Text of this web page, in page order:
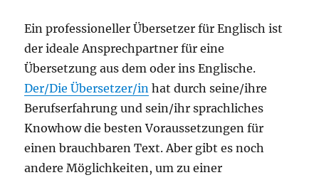
Ein professioneller Übersetzer für Englisch ist
der ideale Ansprechpartner für eine
Übersetzung aus dem oder ins Englische.
Der/Die Übersetzer/in hat durch seine/ihre
Berufserfahrung und sein/ihr sprachliches
Knowhow die besten Voraussetzungen für
einen brauchbaren Text. Aber gibt es noch
andere Möglichkeiten, um zu einer